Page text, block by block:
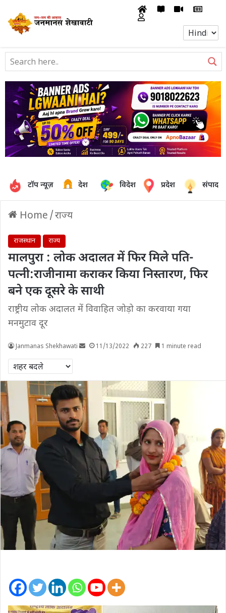
टॉप न्यूज़ देश विदेश प्रदेश
Home /राज्य
राजस्थान राज्य
मालपुरा : लोक अदालत में फिर मिले पति-
पत्नी:राजीनामा कराकर किया निस्तारण, फिर
बने एक दूसरे के साथी
राष्ट्रीय लोक अदालत में विवाहित जोड़ो का करवाया गया
मनमुटाव दूर
Janmanas Shekhawati 11/13/2022 227 1 minute read